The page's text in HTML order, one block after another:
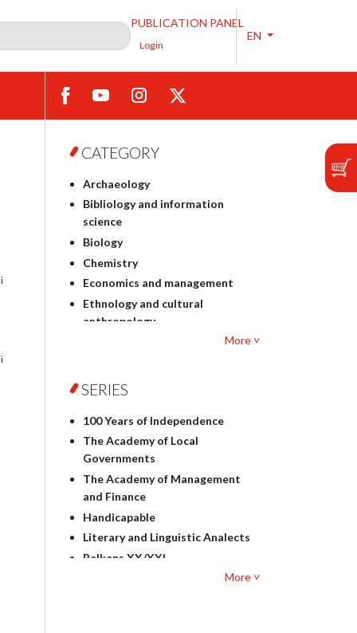
PUBLICATION PANEL
Login
EN
CATEGORY
Archaeology
Bibliology and information
science
Biology
Chemistry
Economics and management
Ethnology and cultural
anthropology
Philosophy
Geography
History
Linguistics
Judaica
Culture and art
Literary Studies
Mathematics
More ˅
SERIES
100 Years of Independence
The Academy of Local
Governments
The Academy of Management
and Finance
Handicapable
Literary and Linguistic Analects
Balkans XX/XXI
More ˅